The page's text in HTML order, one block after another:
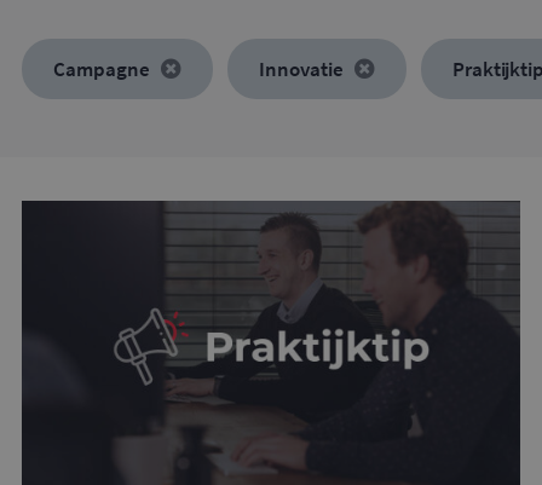
Campagne Innovatie